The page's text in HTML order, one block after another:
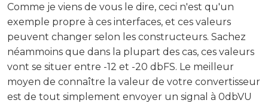
Comme je viens de vous le dire, ceci n'est qu'un
exemple propre à ces interfaces, et ces valeurs
peuvent changer selon les constructeurs. Sachez
néammoins que dans la plupart des cas, ces valeurs
vont se situer entre -12 et -20 dbFS. Le meilleur
moyen de connaître la valeur de votre convertisseur
est de tout simplement envoyer un signal à 0dbVU